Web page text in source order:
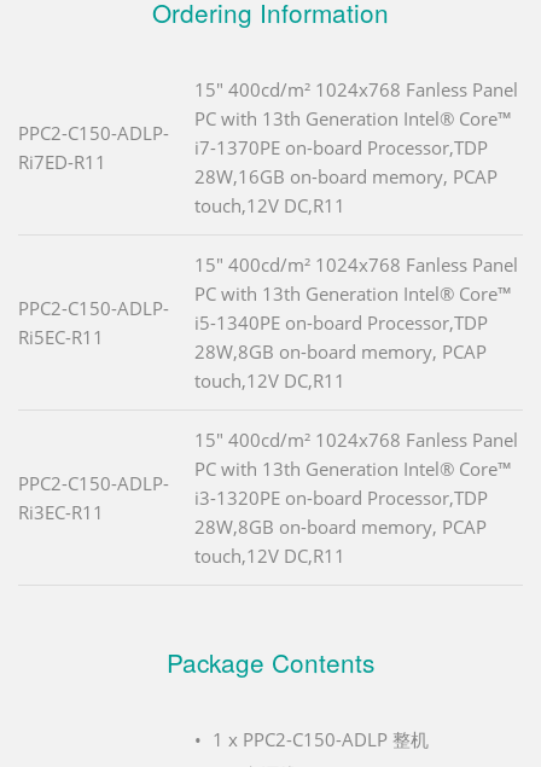
Ordering Information
PPC2-C150-ADLP-
Ri7ED-R11
15" 400cd/m² 1024x768 Fanless Panel
PC with 13th Generation Intel® Core™
i7-1370PE on-board Processor,TDP
28W,16GB on-board memory, PCAP
touch,12V DC,R11
PPC2-C150-ADLP-
Ri5EC-R11
15" 400cd/m² 1024x768 Fanless Panel
PC with 13th Generation Intel® Core™
i5-1340PE on-board Processor,TDP
28W,8GB on-board memory, PCAP
touch,12V DC,R11
PPC2-C150-ADLP-
Ri3EC-R11
15" 400cd/m² 1024x768 Fanless Panel
PC with 13th Generation Intel® Core™
i3-1320PE on-board Processor,TDP
28W,8GB on-board memory, PCAP
touch,12V DC,R11
Package Contents
1 x PPC2-C150-ADLP 整机